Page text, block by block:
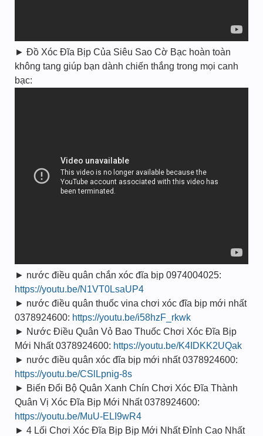
► Đồ Xóc Đĩa Bịp Của Siêu Sao Cờ Bạc hoàn toàn
không tang giúp bạn dành chiến thắng trong mọi canh
bạc:
► nước điều quân chắn xóc đĩa bịp 0974004025:
https://youtu.be/N1VT0LsaUP4
► nước điều quân thuốc vina chơi xóc đĩa bịp mới nhất
0378924600: https://youtu.be/i58hzF_rkwk
► Nước Điều Quân Vỏ Bao Thuốc Chơi Xóc Đĩa Bịp
Mới Nhất 0378924600: https://youtu.be/K4IDKK2UQak
► nước điều quân xóc đĩa bịp mới nhất 0378924600:
https://youtu.be/CSlLpnig-8s
► Biến Đổi Bộ Quân Xanh Chín Chơi Xóc Đĩa Thành
Quân Vị Xóc Đĩa Bịp Mới Nhất 0378924600:
https://youtu.be/MuU-ELI9wR4
► 4 Lối Chơi Xóc Đĩa Bịp Bịp Mới Nhất Đỉnh Cao Nhất